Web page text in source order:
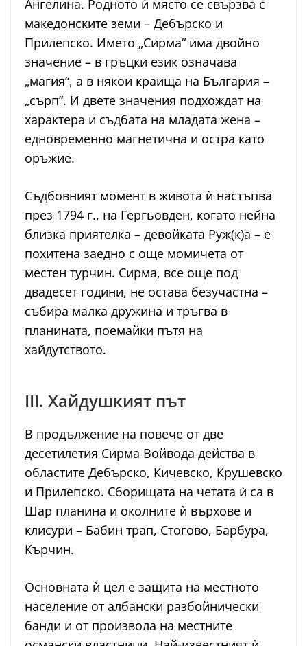
Ангелина. Родното ѝ място се свързва с
македонските земи – Дебърско и
Прилепско. Името „Сирма“ има двойно
значение – в гръцки език означава
„магия“, а в някои краища на България –
„сърп“. И двете значения подхождат на
характера и съдбата на младата жена –
едновременно магнетична и остра като
оръжие.
Съдбовният момент в живота ѝ настъпва
през 1794 г., на Гергьовден, когато нейна
близка приятелка – девойката Руж(к)а – е
похитена заедно с още момичета от
местен турчин. Сирма, все още под
двадесет години, не остава безучастна –
събира малка дружина и тръгва в
планината, поемайки пътя на
хайдутството.
III. Хайдушкият път
В продължение на повече от две
десетилетия Сирма Войвода действа в
областите Дебърско, Кичевско, Крушевско
и Прилепско. Сборищата на четата ѝ са в
Шар планина и околните ѝ върхове и
клисури – Бабин трап, Стогово, Барбура,
Кърчин.
Основната ѝ цел е защита на местното
население от албански разбойнически
банди и от произвола на местните